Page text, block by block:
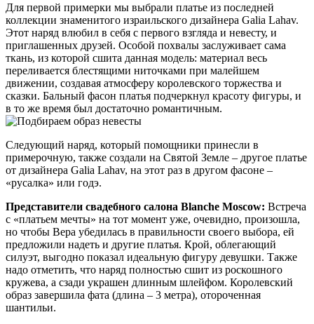
Для первой примерки мы выбрали платье из последней
коллекции знаменитого израильского дизайнера Galia Lahav.
Этот наряд влюбил в себя с первого взгляда и невесту, и
приглашенных друзей. Особой похвалы заслуживает сама
ткань, из которой сшита данная модель: материал весь
переливается блестящими ниточками при малейшем
движении, создавая атмосферу королевского торжества и
сказки. Бальный фасон платья подчеркнул красоту фигуры, и
в то же время был достаточно романтичным.
Следующий наряд, который помощники принесли в
примерочную, также создали на Святой Земле – другое платье
от дизайнера Galia Lahav, на этот раз в другом фасоне –
«русалка» или годэ.
Представители свадебного салона Blanche Moscow: Встреча
с «платьем мечты» на тот момент уже, очевидно, произошла,
но чтобы Вера убедилась в правильности своего выбора, ей
предложили надеть и другие платья. Крой, облегающий
силуэт, выгодно показал идеальную фигуру девушки. Также
надо отметить, что наряд полностью сшит из роскошного
кружева, а сзади украшен длинным шлейфом. Королевский
образ завершила фата (длина – 3 метра), отороченная
шантильи.